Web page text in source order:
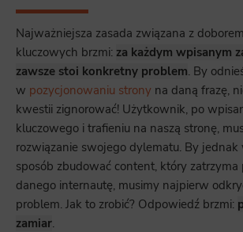
Najważniejsza zasada związana z
kluczowych brzmi: za każdym wpisanym
zawsze stoi konkretny problem. By
w pozycjonowaniu strony na daną frazę,
kwestii zignorować! Użytkownik, po
kluczowego i trafieniu na naszą stronę,
rozwiązanie swojego dylematu. By
sposób zbudować content, który zatrzyma
danego internautę, musimy najpierw
problem. Jak to zrobić? Odpowiedź brzmi:
zamiar.